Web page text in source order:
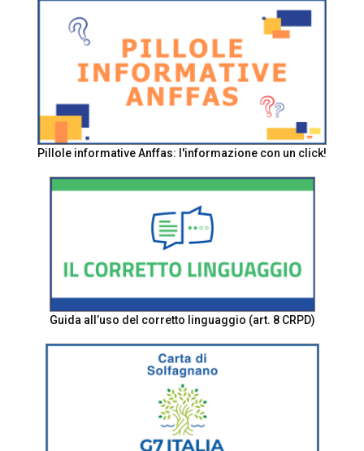
Pillole informative Anffas: l'informazione con un click!
Guida all’uso del corretto linguaggio (art. 8 CRPD)